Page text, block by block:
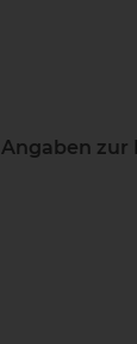
Angaben zur